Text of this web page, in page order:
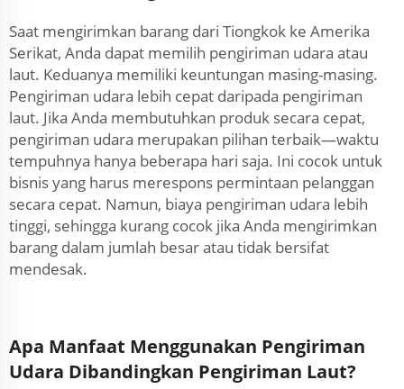
Saat mengirimkan barang dari Tiongkok ke Amerika
Serikat, Anda dapat memilih pengiriman udara atau
laut. Keduanya memiliki keuntungan masing-masing.
Pengiriman udara lebih cepat daripada pengiriman
laut. Jika Anda membutuhkan produk secara cepat,
pengiriman udara merupakan pilihan terbaik—waktu
tempuhnya hanya beberapa hari saja. Ini cocok untuk
bisnis yang harus merespons permintaan pelanggan
secara cepat. Namun, biaya pengiriman udara lebih
tinggi, sehingga kurang cocok jika Anda mengirimkan
barang dalam jumlah besar atau tidak bersifat
mendesak.
Apa Manfaat Menggunakan Pengiriman
Udara Dibandingkan Pengiriman Laut?